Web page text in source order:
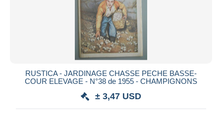
RUSTICA - JARDINAGE CHASSE PECHE BASSE-
COUR ELEVAGE - N°38 de 1955 - CHAMPIGNONS
± 3,47 USD